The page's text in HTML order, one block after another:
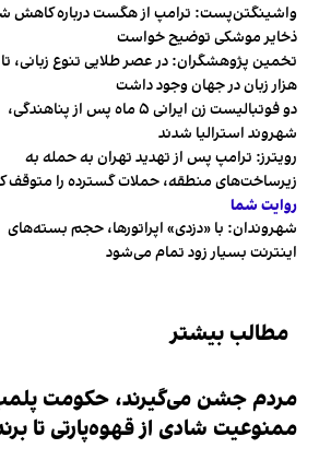
واشینگتن‌پست: ترامپ از هگست درباره کاهش
ذخایر موشکی توضیح خواست
هزار زبان در جهان وجود داشت
دو فوتبالیست زن ایرانی ۵ ماه پس از پناهندگی،
شهروند استرالیا شدند
رویترز: ترامپ پس از تهدید تهران به حمله به
زیرساخت‌های منطقه، حملات گسترده را متوقف
روایت شما
شهروندان:‌ با «دزدی» اپراتورها، حجم بسته‌های
اینترنت بسیار زود تمام می‌شود
مطالب بیشتر
مردم جشن می‌گیرند، حکومت
ممنوعیت شادی از قهوه‌پارتی تا